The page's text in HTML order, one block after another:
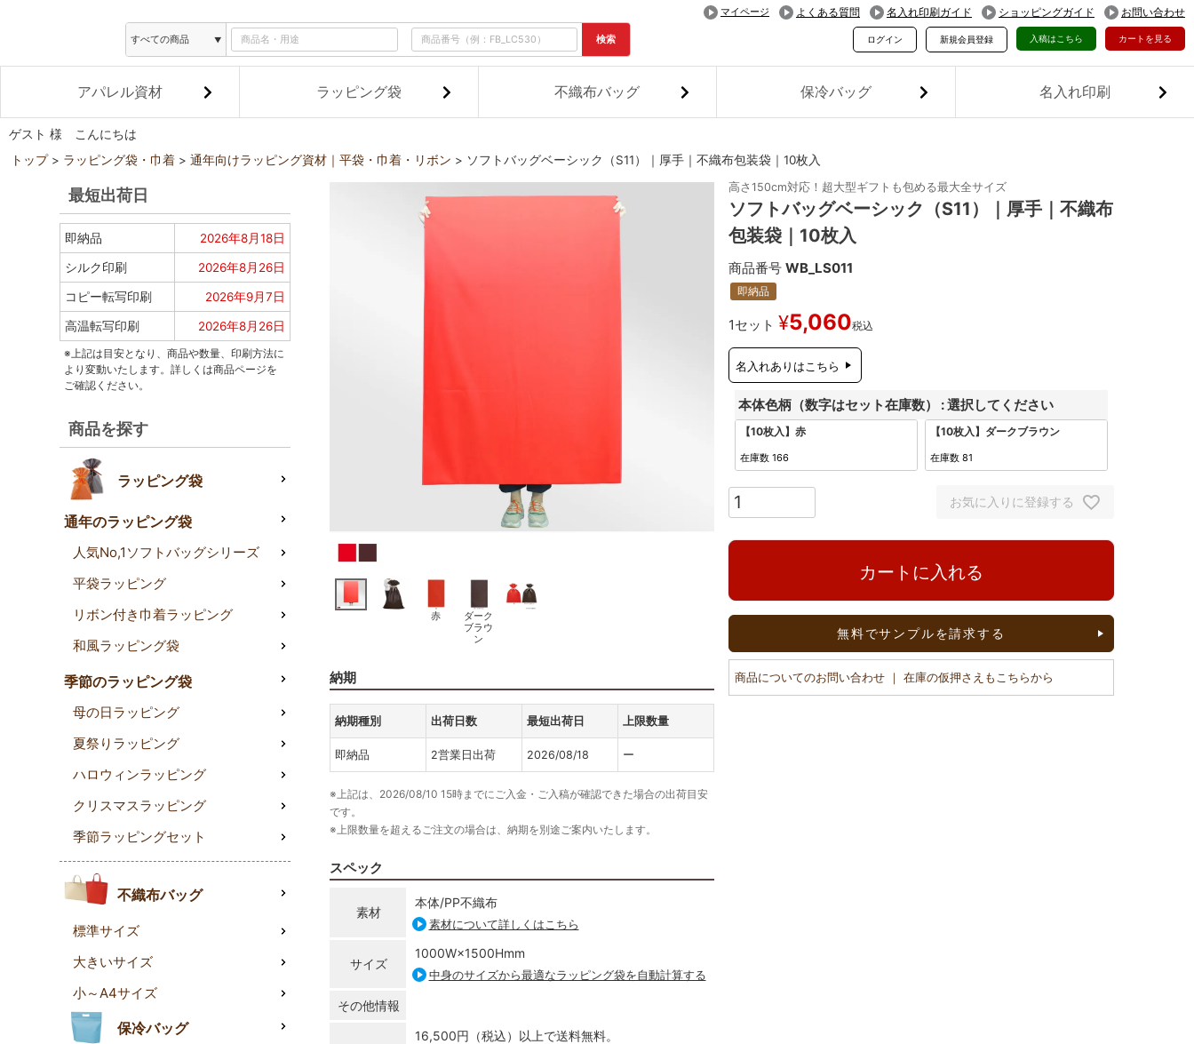
検索
マイページ よくある質問 名入れ印刷ガイド ショッピングガイド お問い合わせ
カートを見る
入稿はこちら
ログイン 新規会員登録
アパレル資材 ラッピング袋 不織布バッグ 保冷バッグ 名入れ印刷
ゲスト 様 こんにちは
トップ ラッピング袋・巾着 通年向けラッピング資材｜平袋・巾着・リボン ソフトバッグベーシック（S11）｜厚手｜不織布包装袋｜10枚入
最短出荷日
即納品 2026年8月18日
シルク印刷 2026年8月26日
コピー転写印刷 2026年9月7日
高温転写印刷 2026年8月26日
※上記は目安となり、商品や数量、印刷方法に
より変動いたします。詳しくは商品ページを
ご確認ください。
商品を探す
ラッピング袋
通年のラッピング袋
人気No,1ソフトバッグシリーズ
平袋ラッピング
リボン付き巾着ラッピング
和風ラッピング袋
季節のラッピング袋
母の日ラッピング
夏祭りラッピング
ハロウィンラッピング
クリスマスラッピング
季節ラッピングセット
不織布バッグ
標準サイズ
大きいサイズ
小～A4サイズ
保冷バッグ
赤
ダーク
ブラウ
ン
納期
納期種別 出荷日数 最短出荷日 上限数量
即納品 2営業日出荷 2026/08/18 ー
※上記は、2026/08/10 15時までにご入金・ご入稿が確認できた場合の出荷目安
です。
※上限数量を超えるご注文の場合は、納期を別途ご案内いたします。
スペック
素材
本体/PP不織布
素材について詳しくはこちら
サイズ
1000W×1500Hmm
中身のサイズから最適なラッピング袋を自動計算する
その他情報
16,500円（税込）以上で送料無料。
高さ150cm対応！超大型ギフトも包める最大全サイズ
ソフトバッグベーシック（S11）｜厚手｜不織布
包装袋｜10枚入
商品番号 WB_LS011
即納品
1セット ¥5,060税込
名入れありはこちら
本体色柄（数字はセット在庫数） 選択してください
【10枚入】赤
在庫数 166
【10枚入】ダークブラウン
在庫数 81
お気に入りに登録する
カートに入れる
無料でサンプルを請求する
商品についてのお問い合わせ ｜ 在庫の仮押さえもこちらから